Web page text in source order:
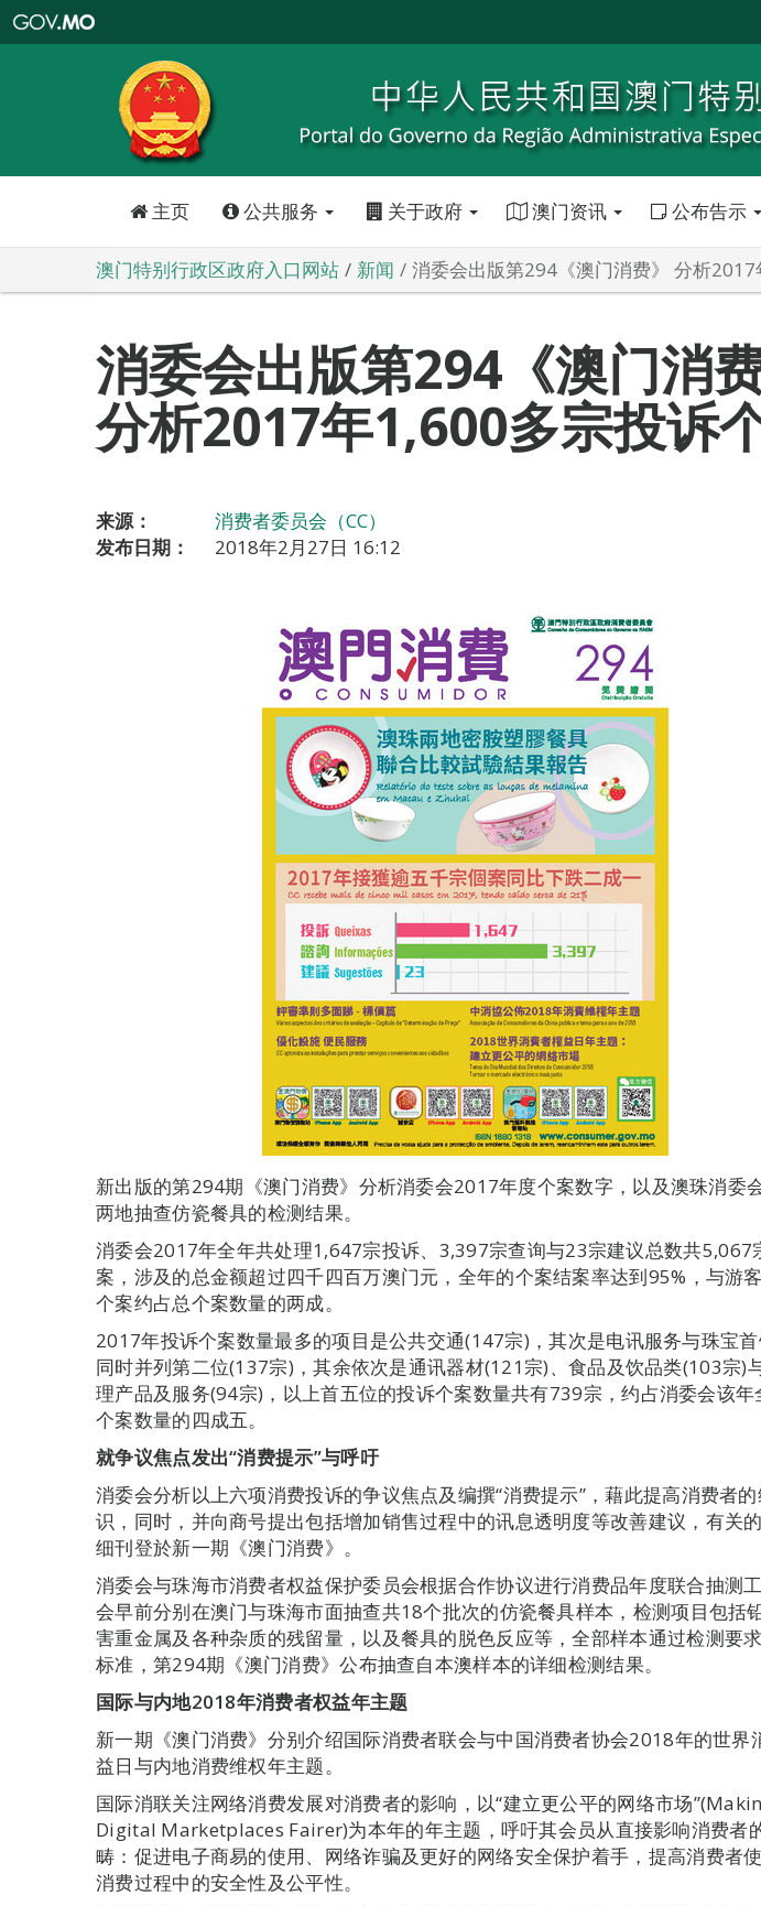
特
政
区
政
口
主页 公共服务 关于政府 澳门资讯 公布告示
澳门特别行政区政府入口网站 新闻 消委会出版第294《澳门消费》 分析
消委会出版第294《澳门消费
分析2017年1,600多宗投诉
来源：
消费者委员会（CC）
发布日期：
2018年2月27日 16:12
新出版的第294期《澳门消费》分析消委会2017年度个案数字，以及澳珠消委
两地抽查仿瓷餐具的检测结果。
消委会2017年全年共处理1,647宗投诉、3,397宗查询与23宗建议总数共5,067
案，涉及的总金额超过四千四百万澳门元，全年的个案结案率达到95%，与游
个案约占总个案数量的两成。
2017年投诉个案数量最多的项目是公共交通(147宗)，其次是电讯服务与珠宝
同时并列第二位(137宗)，其余依次是通讯器材(121宗)、食品及饮品类(103宗)
理产品及服务(94宗)，以上首五位的投诉个案数量共有739宗，约占消委会该年
个案数量的四成五。
就争议焦点发出“消费提示”与呼吁
消委会分析以上六项消费投诉的争议焦点及编撰“消费提示”，藉此提高消费者
识，同时，并向商号提出包括增加销售过程中的讯息透明度等改善建议，有关
细刊登於新一期《澳门消费》。
消委会与珠海市消费者权益保护委员会根据合作协议进行消费品年度联合抽测
会早前分别在澳门与珠海市面抽查共18个批次的仿瓷餐具样本，检测项目包括
害重金属及各种杂质的残留量，以及餐具的脱色反应等，全部样本通过检测要
标准，第294期《澳门消费》公布抽查自本澳样本的详细检测结果。
国际与内地2018年消费者权益年主题
新一期《澳门消费》分别介绍国际消费者联会与中国消费者协会2018年的世界
益日与内地消费维权年主题。
国际消联关注网络消费发展对消费者的影响，以“建立更公平的网络市场
Digital Marketplaces Fairer)为本年的年主题，呼吁其会员从直接影响消费者
畴：促进电子商易的使用、网络诈骗及更好的网络安全保护着手，提高消费者
消费过程中的安全性及公平性。